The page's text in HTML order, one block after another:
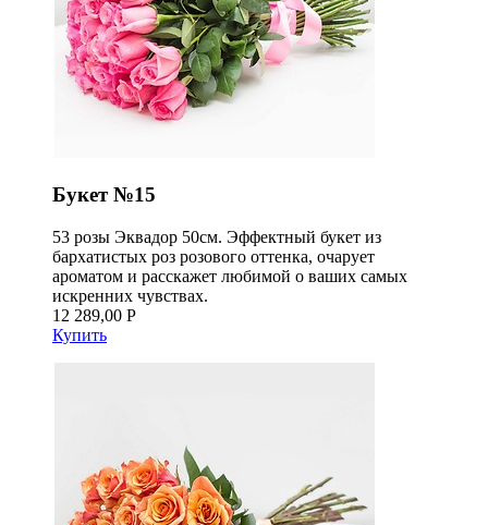
Букет №15
53 розы Эквадор 50см. Эффектный букет из
бархатистых роз розового оттенка, очарует
ароматом и расскажет любимой о ваших самых
искренних чувствах.
12 289,00 Р
Купить